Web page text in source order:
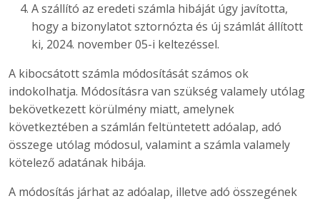
A szállító az eredeti számla hibáját úgy javította,
hogy a bizonylatot sztornózta és új számlát állított
ki, 2024. november 05-i keltezéssel.
A kibocsátott számla módosítását számos ok
indokolhatja. Módosításra van szükség valamely utólag
bekövetkezett körülmény miatt, amelynek
következtében a számlán feltüntetett adóalap, adó
összege utólag módosul, valamint a számla valamely
kötelező adatának hibája.
A módosítás járhat az adóalap, illetve adó összegének